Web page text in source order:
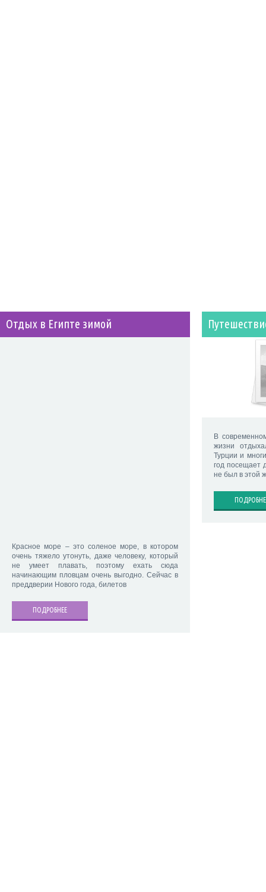
Отдых в Египте зимой
Красное море – это соленое море, в котором
очень тяжело утонуть, даже человеку, который
не умеет плавать, поэтому ехать сюда
начинающим пловцам очень выгодно. Сейчас в
преддверии Нового года, билетов
ПОДРОБНЕЕ
В
жизни
Турции и
год посещает
не был в этой